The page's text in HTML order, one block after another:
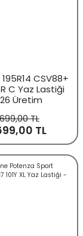
CSV88+
C Yaz Lastiği
Üretim
TL
TL